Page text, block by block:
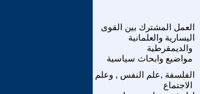
العمل المشترك بين القوى
اليسارية والعلمانية
والديمقرطية
مواضيع وابحاث سياسية
الفلسفة ,علم النفس , وعلم
الاجتماع